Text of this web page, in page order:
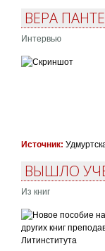
ВЕРА
Интервью
Источник:
ВЫШЛО
Из книг